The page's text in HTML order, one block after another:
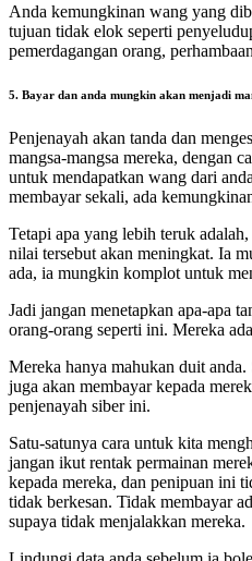
Anda kemungkinan wang yang
tujuan tidak elok seperti
pemerdagangan orang,
5. Bayar dan anda mungkin akan menjadi
Penjenayah akan tanda dan
mangsa-mangsa mereka, dengan
untuk mendapatkan wang dari
membayar sekali, ada
Tetapi apa yang lebih teruk
nilai tersebut akan meningkat. Ia
ada, ia mungkin komplot untuk
Jadi jangan menetapkan apa-apa
orang-orang seperti ini. Mereka
Mereka hanya mahukan duit
juga akan membayar kepada
penjenayah siber ini.
Satu-satunya cara untuk kita
jangan ikut rentak permainan
kepada mereka, dan penipuan ini
tidak berkesan. Tidak membayar
supaya tidak menjalakkan mereka.